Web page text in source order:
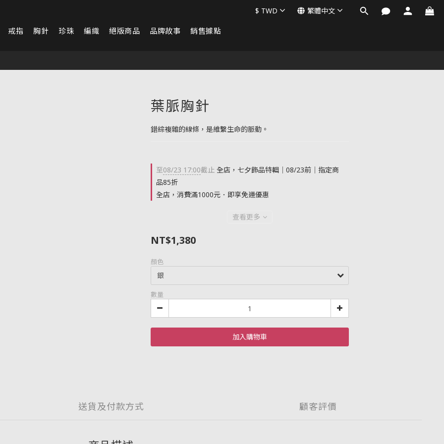
戒指 胸針 珍珠 編織 絕版商品 品牌故事 銷售據點
$ TWD 繁體中文
葉脈胸針
錯綜複雜的線條，是維繫生命的脈動。
至08/23 17:00截止全店，七夕飾品特輯｜08/23前｜指定商
品85折
全店，消費滿1000元．即享免運優惠
查看更多
NT$1,380
顏色
數量
加入購物車
送貨及付款方式 顧客評價